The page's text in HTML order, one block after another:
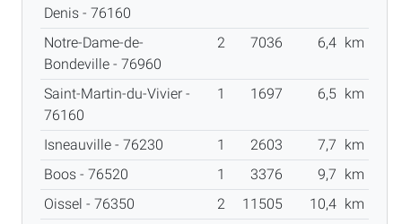
Denis - 76160
Notre-Dame-de-
Bondeville - 76960
2 7036 6,4 km
Saint-Martin-du-Vivier -
76160
1 1697 6,5 km
Isneauville - 76230 1 2603 7,7
km
Boos - 76520
1 3376 9,7
km
Oissel - 76350
2 11505 10,4 km